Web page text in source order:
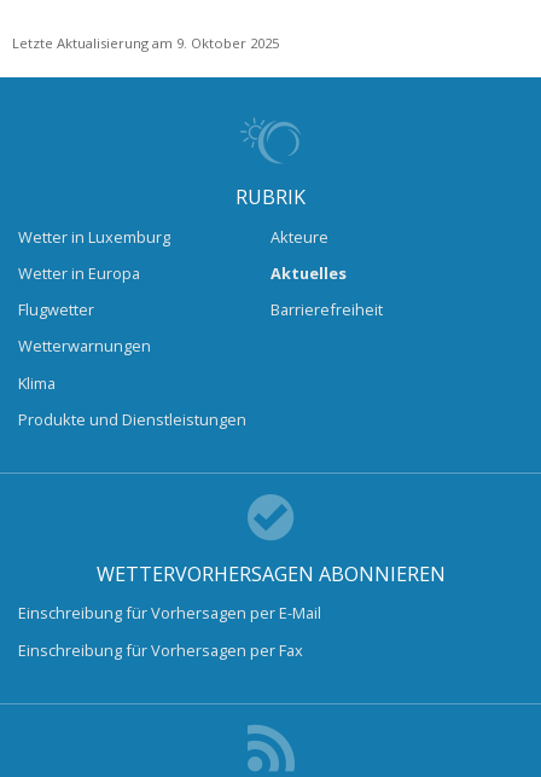
Letzte Aktualisierung am 9. Oktober 2025
RUBRIK
Wetter in Luxemburg
Wetter in Europa
Flugwetter
Wetterwarnungen
Klima
Produkte und Dienstleistungen
Akteure
Aktuelles
Barrierefreiheit
WETTERVORHERSAGEN ABONNIEREN
Einschreibung für Vorhersagen per E-Mail
Einschreibung für Vorhersagen per Fax